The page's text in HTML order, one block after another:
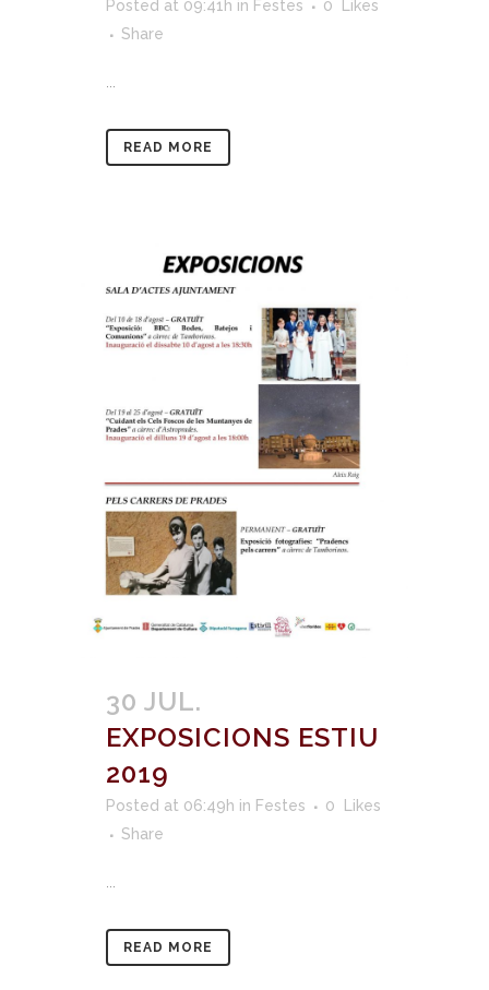
Posted at 09:41h in Festes 0
Likes
Share
READ MORE
30 JUL.
EXPOSICIONS ESTIU
2019
Posted at 06:49h in Festes 0
Likes
Share
READ MORE